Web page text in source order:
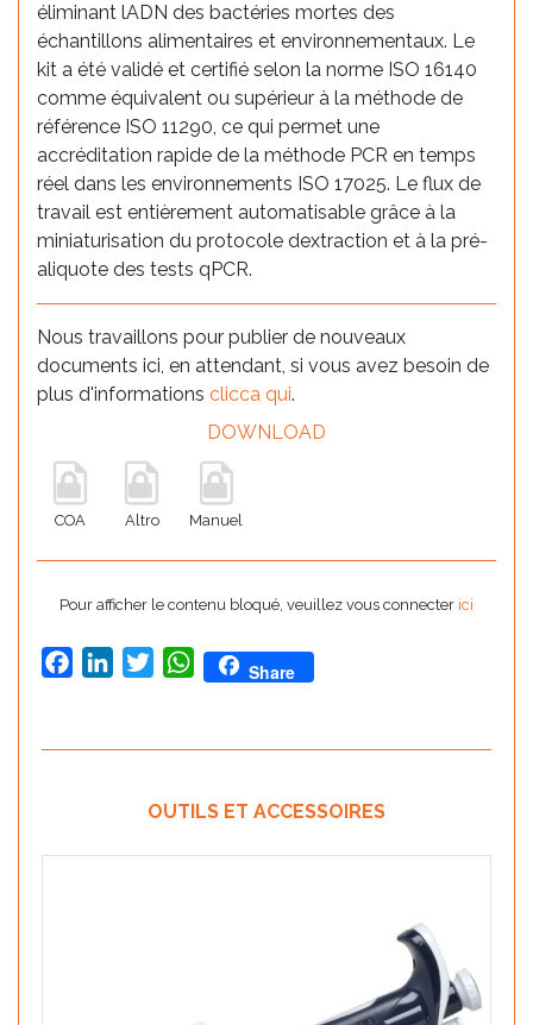
éliminant lADN des bactéries mortes des
échantillons alimentaires et environnementaux. Le
kit a été validé et certifié selon la norme ISO 16140
comme équivalent ou supérieur à la méthode de
référence ISO 11290, ce qui permet une
accréditation rapide de la méthode PCR en temps
réel dans les environnements ISO 17025. Le flux de
travail est entièrement automatisable grâce à la
miniaturisation du protocole dextraction et à la pré-
aliquote des tests qPCR.
Nous travaillons pour publier de nouveaux
documents ici, en attendant, si vous avez besoin de
plus d'informations clicca qui.
DOWNLOAD
COA Altro Manuel
Pour afficher le contenu bloqué, veuillez vous connecter ici
FacebookLinkedInTwitterWhatsApp
Share
OUTILS ET ACCESSOIRES